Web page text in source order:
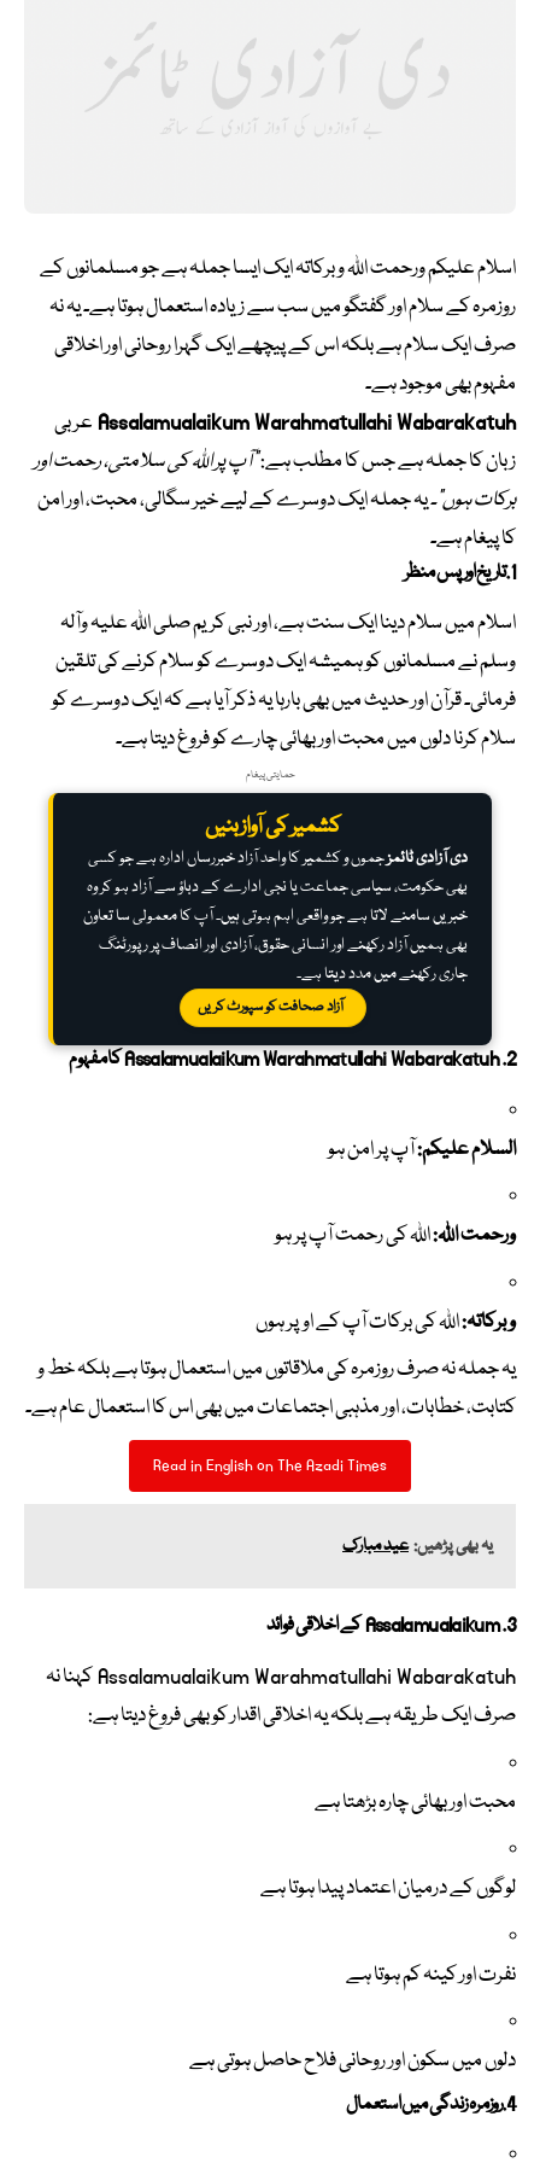
اسلام علیکم ورحمت اللہ وبرکاتہ ایک ایسا جملہ ہے جو مسلمانوں کے
روزمرہ کے سلام اور گفتگو میں سب سے زیادہ استعمال ہوتا ہے۔ یہ نہ
صرف ایک سلام ہے بلکہ اس کے پیچھے ایک گہرا روحانی اور اخلاقی
مفہوم بھی موجود ہے۔
Assalamualaikum Warahmatullahi Wabarakatuh عربی
زبان کا جملہ ہے جس کا مطلب ہے:“آپ پر اللہ کی سلامتی، رحمت اور
برکات ہوں”۔یہ جملہ ایک دوسرے کے لیے خیر سگالی، محبت، اور امن
کا پیغام ہے۔
1. تاریخ اور پس منظر
اسلام میں سلام دینا ایک سنت ہے، اور نبی کریم صلی اللہ علیہ وآلہ
وسلم نے مسلمانوں کو ہمیشہ ایک دوسرے کو سلام کرنے کی تلقین
فرمائی۔ قرآن اور حدیث میں بھی بارہا یہ ذکر آیا ہے کہ ایک دوسرے کو
سلام کرنا دلوں میں محبت اور بھائی چارے کو فروغ دیتا ہے۔
حمایتی پیغام
کشمیر کی آواز بنیں
دی آزادی ٹائمزجموں و کشمیر کا واحد آزاد خبررساں ادارہ ہے جو کسی
بھی حکومت، سیاسی جماعت یا نجی ادارے کے دباؤ سے آزاد ہو کر وہ
خبریں سامنے لاتا ہے جو واقعی اہم ہوتی ہیں۔ آپ کا معمولی سا تعاون
بھی ہمیں آزاد رکھنے اور انسانی حقوق، آزادی اور انصاف پر رپورٹنگ
جاری رکھنے میں مدد دیتا ہے۔
آزاد صحافت کو سپورٹ کریں
2. Assalamualaikum Warahmatullahi Wabarakatuh کا مفہوم
السلام علیکم:آپ پر امن ہو
ورحمت اللہ:اللہ کی رحمت آپ پر ہو
وبرکاتہ:اللہ کی برکات آپ کے اوپر ہوں
یہ جملہ نہ صرف روزمرہ کی ملاقاتوں میں استعمال ہوتا ہے بلکہ خط و
کتابت، خطابات، اور مذہبی اجتماعات میں بھی اس کا استعمال عام ہے۔
Read in English on The Azadi Times
یہ بھی پڑھیں:عید مبارک
3. Assalamualaikum کے اخلاقی فوائد
Assalamualaikum Warahmatullahi Wabarakatuh کہنا نہ
صرف ایک طریقہ ہے بلکہ یہ اخلاقی اقدار کو بھی فروغ دیتا ہے:
محبت اور بھائی چارہ بڑھتا ہے
لوگوں کے درمیان اعتماد پیدا ہوتا ہے
نفرت اور کینہ کم ہوتا ہے
دلوں میں سکون اور روحانی فلاح حاصل ہوتی ہے
4. روزمرہ زندگی میں استعمال